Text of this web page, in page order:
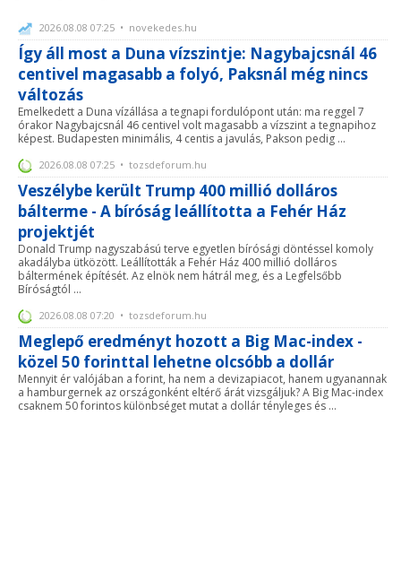
2026.08.08 07:25 • novekedes.hu
Így áll most a Duna vízszintje: Nagybajcsnál 46
centivel magasabb a folyó, Paksnál még nincs
változás
Emelkedett a Duna vízállása a tegnapi fordulópont után: ma reggel 7
órakor Nagybajcsnál 46 centivel volt magasabb a vízszint a tegnapihoz
képest. Budapesten minimális, 4 centis a javulás, Pakson pedig ...
2026.08.08 07:25 • tozsdeforum.hu
Veszélybe került Trump 400 millió dolláros
bálterme - A bíróság leállította a Fehér Ház
projektjét
Donald Trump nagyszabású terve egyetlen bírósági döntéssel komoly
akadályba ütközött. Leállították a Fehér Ház 400 millió dolláros
báltermének építését. Az elnök nem hátrál meg, és a Legfelsőbb
Bíróságtól ...
2026.08.08 07:20 • tozsdeforum.hu
Meglepő eredményt hozott a Big Mac-index -
közel 50 forinttal lehetne olcsóbb a dollár
Mennyit ér valójában a forint, ha nem a devizapiacot, hanem ugyanannak
a hamburgernek az országonként eltérő árát vizsgáljuk? A Big Mac-index
csaknem 50 forintos különbséget mutat a dollár tényleges és ...